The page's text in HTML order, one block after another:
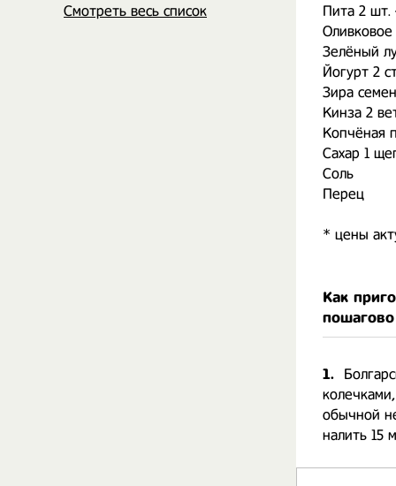
Пита 2 шт.
Зелёный
Йогурт 2
Зира
Кинза 2
Копчёная
Сахар 1
Соль
Перец
* цены
Как
пошагово
1.
обычной
налить 15
Смотреть весь список